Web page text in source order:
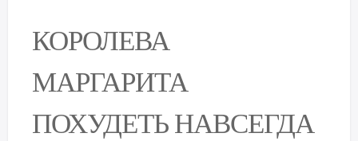
КОРОЛЕВА
МАРГАРИТА
ПОХУДЕТЬ НАВСЕГДА